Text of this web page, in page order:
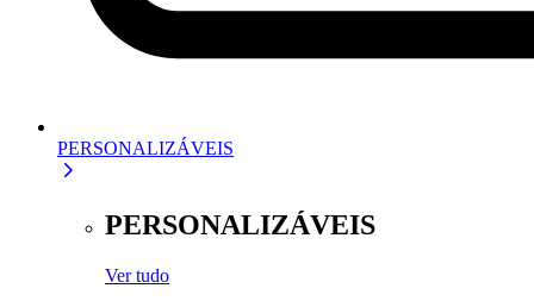
PERSONALIZÁVEIS
PERSONALIZÁVEIS
Ver tudo